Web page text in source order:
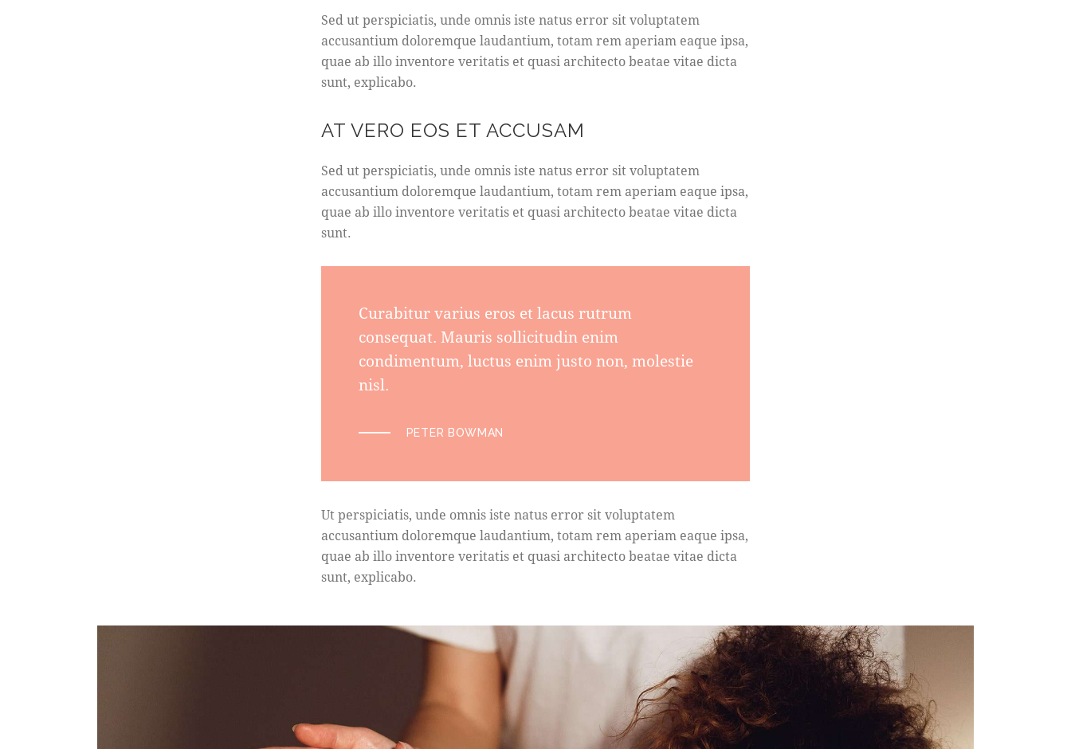
Sed ut perspiciatis, unde omnis iste natus error sit voluptatem
accusantium doloremque laudantium, totam rem aperiam eaque ipsa,
quae ab illo inventore veritatis et quasi architecto beatae vitae dicta
sunt, explicabo.
AT VERO EOS ET ACCUSAM
Sed ut perspiciatis, unde omnis iste natus error sit voluptatem
accusantium doloremque laudantium, totam rem aperiam eaque ipsa,
quae ab illo inventore veritatis et quasi architecto beatae vitae dicta
sunt.
Curabitur varius eros et lacus rutrum
consequat. Mauris sollicitudin enim
condimentum, luctus enim justo non, molestie
nisl.
PETER BOWMAN
Ut perspiciatis, unde omnis iste natus error sit voluptatem
accusantium doloremque laudantium, totam rem aperiam eaque ipsa,
quae ab illo inventore veritatis et quasi architecto beatae vitae dicta
sunt, explicabo.